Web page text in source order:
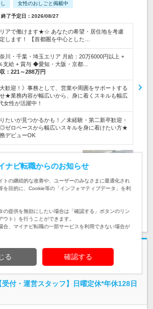
女性のおしごと掲載中
了予定日：2026/08/27
アで働けます★☆ あなたの希望・居住地を考慮
します！ 【首都圏を中心とした…
川・千葉・埼玉エリア 月給：20万6000円以上 +
支給 + 賞与 ◆愛知・大阪・京都…
： 221～288万円
大歓迎！》事務として、営業や周囲をサポートする
★業務内容が幅広いから、身に着くスキルも幅広
女性が活躍中！
たいが見つかるかも！／未経験・第二新卒歓迎・
ゼロベースから幅広いスキルを身に着けたい方★
デビューOK
数：18,900人／本社所在
る 気になる
| 月収41万円可＊残業月2h以下＊短期海外勤
付・運営スタッフ】日曜定休*年休128日
ナビ転職からのお知らせ
トの継続的な改善や、ユーザーのみなさまに最適化され
を目的に、Cookie等の「インフォマティブデータ」を利
の提供を無効にしたい場合は「確認する」ボタンのリン
ウト）を行うことができます。
、マイナビ転職の一部サービスを利用できない場合が
る 確認する